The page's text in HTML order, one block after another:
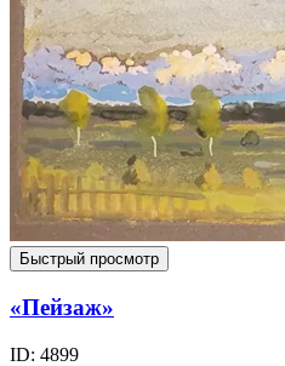
Быстрый просмотр
«Пейзаж»
ID: 4899